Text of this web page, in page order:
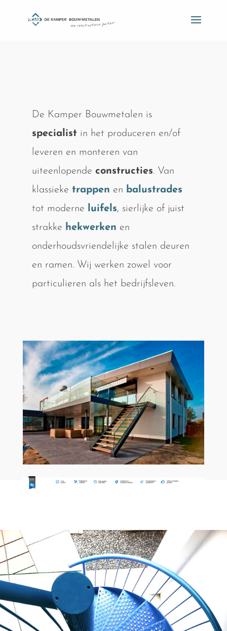
De Kamper Bouwmetalen is
specialistin het produceren en/of
leveren en monteren van
uiteenlopende constructies. Van
klassieke trappen en balustrades
tot moderne luifels, sierlijke of juist
strakke hekwerken en
onderhoudsvriendelijke stalen deuren
en ramen. Wij werken zowel voor
particulieren als het bedrijfsleven.